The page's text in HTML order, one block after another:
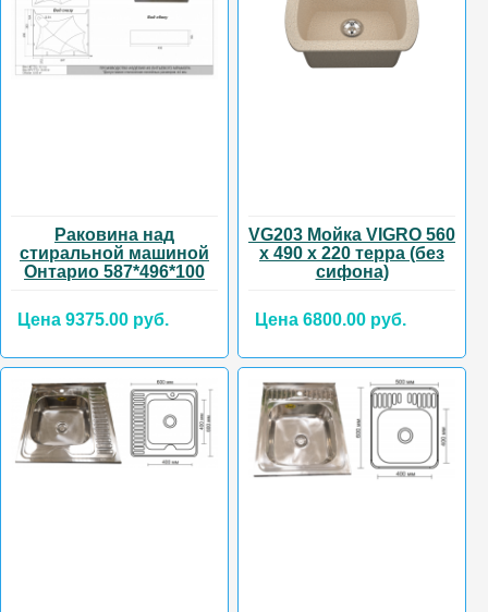
Раковина над
стиральной машиной
Онтарио 587*496*100
Цена 9375.00 руб.
VG203 Мойка VIGRO 560
х 490 х 220 терра (без
сифона)
Цена 6800.00 руб.